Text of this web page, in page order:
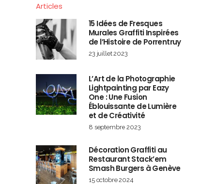
Articles
15 Idées de Fresques
Murales Graffiti Inspirées
de l’Histoire de Porrentruy
23 juillet 2023
L’Art de la Photographie
Lightpainting par Eazy
One : Une Fusion
Éblouissante de Lumière
et de Créativité
8 septembre 2023
Décoration Graffiti au
Restaurant Stack’em
Smash Burgers à Genève
15 octobre 2024